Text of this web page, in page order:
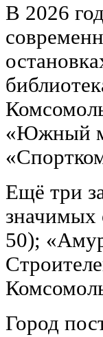
В 2026
«Южный
Ещё три
значимых
50);
Город